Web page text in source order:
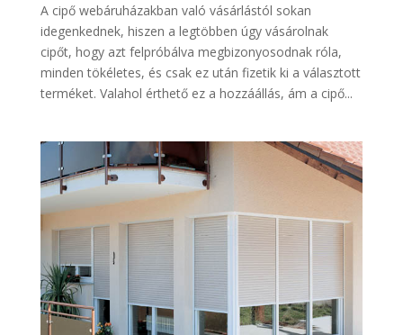
A cipő webáruházakban való vásárlástól sokan
idegenkednek, hiszen a legtöbben úgy vásárolnak
cipőt, hogy azt felpróbálva megbizonyosodnak róla,
minden tökéletes, és csak ez után fizetik ki a választott
terméket. Valahol érthető ez a hozzáállás, ám a cipő...